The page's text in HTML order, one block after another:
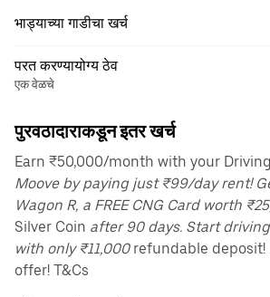
भाड्याच्या गाडीचा खर्च
परत करण्यायोग्य ठेव
एक वेळचे
पुरवठादाराकडून इतर खर्च
Earn ₹50,000/month with your
Moove by paying just ₹99/day rent!
Wagon R, a FREE CNG Card worth
Silver Coin after 90 days. Start
with only ₹11,000refundable
offer! T&Cs